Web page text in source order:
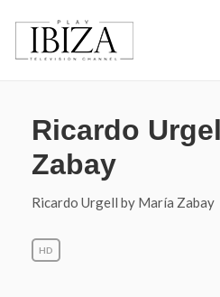
Ricardo
Zabay
Ricardo Urgell by María Zabay
HD